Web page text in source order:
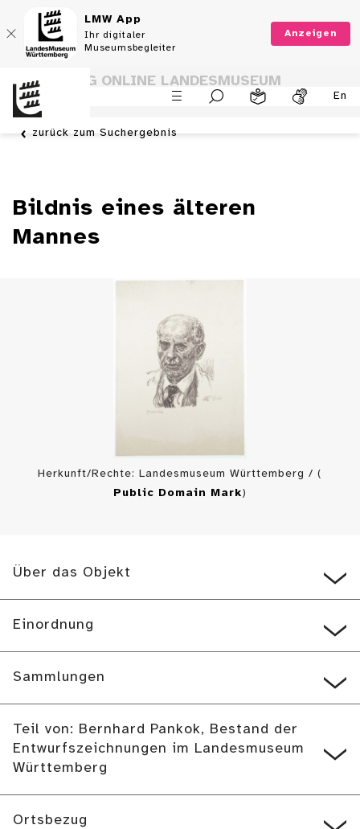
LMW App
Ihr digitaler
Museumsbegleiter
Anzeigen
En
SAMMLUNG ONLINE LANDESMUSEUM
WÜRTTEMBERG
zurück zum Suchergebnis
Bildnis eines älteren
Mannes
Herkunft/Rechte: Landesmuseum Württemberg / (
Public Domain Mark)
Über das Objekt
Einordnung
Sammlungen
Teil von: Bernhard Pankok, Bestand der
Entwurfszeichnungen im Landesmuseum
Württemberg
Ortsbezug